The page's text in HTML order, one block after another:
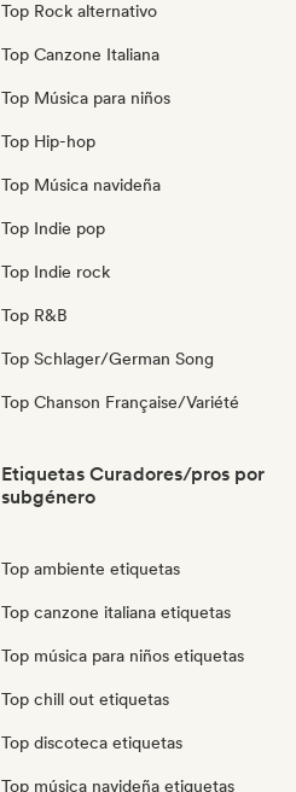
Top Rock alternativo
Top Canzone Italiana
Top Música para niños
Top Hip-hop
Top Música navideña
Top Indie pop
Top Indie rock
Top R&B
Top Schlager/German Song
Top Chanson Française/Variété
Etiquetas Curadores/pros por
subgénero
Top ambiente etiquetas
Top canzone italiana etiquetas
Top música para niños etiquetas
Top chill out etiquetas
Top discoteca etiquetas
Top música navideña etiquetas